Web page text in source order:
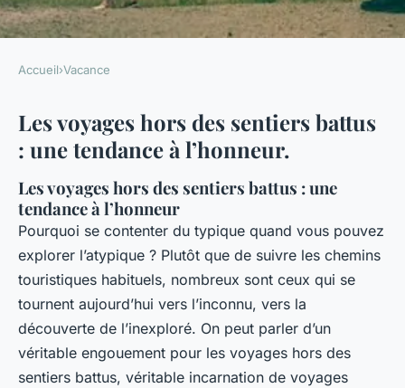
Quelles expériences de voyage
émergentes offrent des
souvenirs inoubliables ?
Louise•22 décembre 2023• 9 min de lecture
Accueil›Vacance
Les voyages hors des sentiers battus
: une tendance à l’honneur.
Les voyages hors des sentiers battus : une
tendance à l’honneur
Pourquoi se contenter du typique quand vous pouvez
explorer l’atypique ? Plutôt que de suivre les chemins
touristiques habituels, nombreux sont ceux qui se
tournent aujourd’hui vers l’inconnu, vers la
découverte de l’inexploré. On peut parler d’un
véritable engouement pour les voyages hors des
sentiers battus, véritable incarnation de voyages